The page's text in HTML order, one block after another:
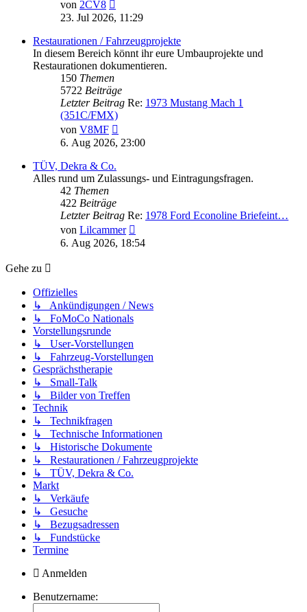
von 2CV8
Beitrag
23. Jul 2026, 11:29
Restaurationen / Fahrzeugprojekte
In diesem Bereich könnt ihr eure Umbauprojekte und
Restaurationen dokumentieren.
150 Themen
5722 Beiträge
Letzter Beitrag Re: 1973 Mustang Mach 1
(351C/FMX)
von V8MF
Beitrag
6. Aug 2026, 23:00
TÜV, Dekra & Co.
Alles rund um Zulassungs- und Eintragungsfragen.
42 Themen
422 Beiträge
Letzter Beitrag Re: 1978 Ford Econoline Briefeint…
von Lilcammer
Beitrag
6. Aug 2026, 18:54
Gehe zu
Offizielles
↳ Ankündigungen / News
↳ FoMoCo Nationals
Vorstellungsrunde
↳ User-Vorstellungen
↳ Fahrzeug-Vorstellungen
Gesprächstherapie
↳ Small-Talk
↳ Bilder von Treffen
Technik
↳ Technikfragen
↳ Technische Informationen
↳ Historische Dokumente
↳ Restaurationen / Fahrzeugprojekte
↳ TÜV, Dekra & Co.
Markt
↳ Verkäufe
↳ Gesuche
↳ Bezugsadressen
↳ Fundstücke
Termine
Anmelden
Benutzername: